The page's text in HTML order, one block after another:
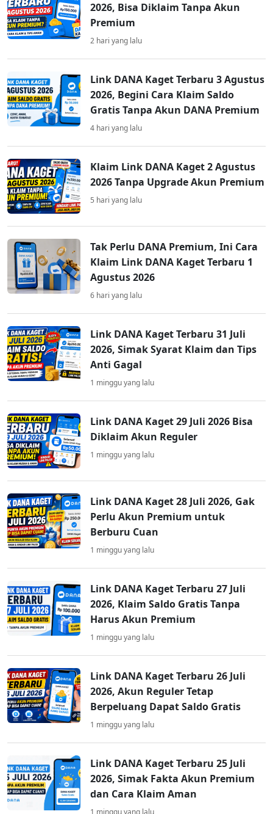
2026, Bisa Diklaim Tanpa Akun
Premium
2 hari yang lalu
Link DANA Kaget Terbaru 3 Agustus
2026, Begini Cara Klaim Saldo
Gratis Tanpa Akun DANA Premium
4 hari yang lalu
Klaim Link DANA Kaget 2 Agustus
2026 Tanpa Upgrade Akun Premium
5 hari yang lalu
Tak Perlu DANA Premium, Ini Cara
Klaim Link DANA Kaget Terbaru 1
Agustus 2026
6 hari yang lalu
Link DANA Kaget Terbaru 31 Juli
2026, Simak Syarat Klaim dan Tips
Anti Gagal
1 minggu yang lalu
Link DANA Kaget 29 Juli 2026 Bisa
Diklaim Akun Reguler
1 minggu yang lalu
Link DANA Kaget 28 Juli 2026, Gak
Perlu Akun Premium untuk
Berburu Cuan
1 minggu yang lalu
Link DANA Kaget Terbaru 27 Juli
2026, Klaim Saldo Gratis Tanpa
Harus Akun Premium
1 minggu yang lalu
Link DANA Kaget Terbaru 26 Juli
2026, Akun Reguler Tetap
Berpeluang Dapat Saldo Gratis
1 minggu yang lalu
Link DANA Kaget Terbaru 25 Juli
2026, Simak Fakta Akun Premium
dan Cara Klaim Aman